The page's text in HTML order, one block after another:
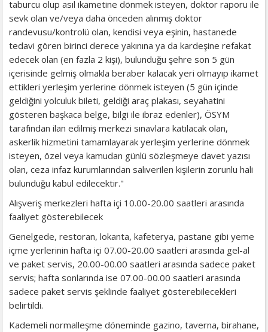
taburcu olup asıl ikametine dönmek isteyen, doktor raporu ile
sevk olan ve/veya daha önceden alınmış doktor
randevusu/kontrolü olan, kendisi veya eşinin, hastanede
tedavi gören birinci derece yakınına ya da kardeşine refakat
edecek olan (en fazla 2 kişi), bulunduğu şehre son 5 gün
içerisinde gelmiş olmakla beraber kalacak yeri olmayıp ikamet
ettikleri yerleşim yerlerine dönmek isteyen (5 gün içinde
geldiğini yolculuk bileti, geldiği araç plakası, seyahatini
gösteren başkaca belge, bilgi ile ibraz edenler), ÖSYM
tarafından ilan edilmiş merkezi sınavlara katılacak olan,
askerlik hizmetini tamamlayarak yerleşim yerlerine dönmek
isteyen, özel veya kamudan günlü sözleşmeye davet yazısı
olan, ceza infaz kurumlarından salıverilen kişilerin zorunlu hali
bulunduğu kabul edilecektir."
Alışveriş merkezleri hafta içi 10.00-20.00 saatleri arasında
faaliyet gösterebilecek
Genelgede, restoran, lokanta, kafeterya, pastane gibi yeme
içme yerlerinin hafta içi 07.00-20.00 saatleri arasında gel-al
ve paket servis, 20.00-00.00 saatleri arasında sadece paket
servis; hafta sonlarında ise 07.00-00.00 saatleri arasında
sadece paket servis şeklinde faaliyet gösterebilecekleri
belirtildi.
Kademeli normalleşme döneminde gazino, taverna, birahane,